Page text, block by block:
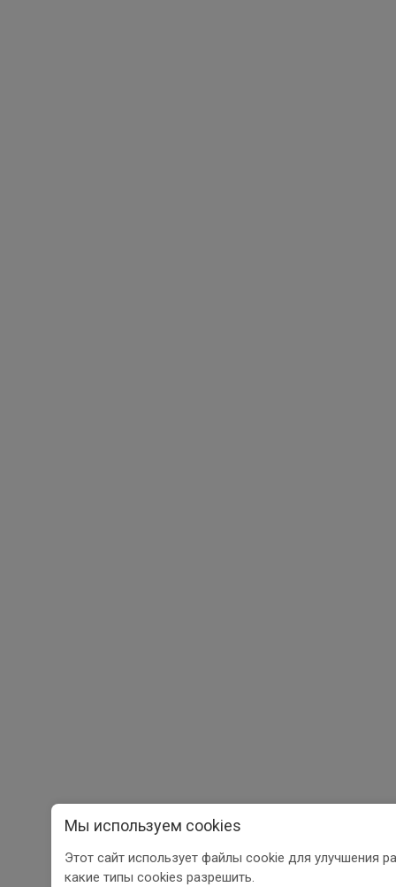
Мы используем cookies
Этот сайт использует файлы cookie для улучшения
какие типы cookies разрешить.